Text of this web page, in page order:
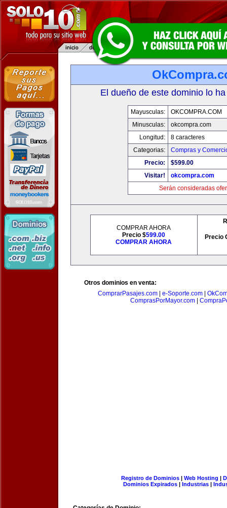
El dueño de este dominio lo
Mayusculas:
OKCOMPRA.COM
Minusculas:
okcompra.com
Longitud:
8 caracteres
Categorias:
Compras y
Precio:
$599.00
Visitar!
okcompra.com
Serán consideradas
COMPRAR AHORA
Precio $599.00
COMPRAR AHORA
Precio
Otros dominios en venta:
ComprarPasajes.com
e-Soporte.com
ComprasPorMayor.com|
Registro de Dominios| Web Hosting |
Dominios Expirados | Industrias |